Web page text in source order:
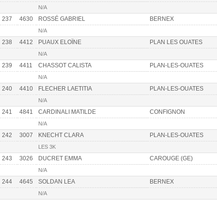
N/A
237 4630 ROSSÉ GABRIEL BERNEX
N/A
238 4412 PUAUX ELOÏNE PLAN LES OUATES
N/A
239 4411 CHASSOT CALISTA PLAN-LES-OUATES
N/A
240 4410 FLECHER LAETITIA PLAN-LES-OUATES
N/A
241 4841 CARDINALI MATILDE CONFIGNON
N/A
242 3007 KNECHT CLARA PLAN-LES-OUATES
LES 3K
243 3026 DUCRET EMMA CAROUGE (GE)
N/A
244 4645 SOLDAN LEA BERNEX
N/A